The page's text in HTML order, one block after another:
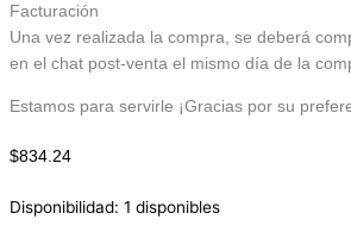
Facturación
Una vez realizada la compra, se deberá
en el chat post-venta el mismo día de la
Estamos para servirle ¡Gracias por su
$834.24
Disponibilidad: 1 disponibles